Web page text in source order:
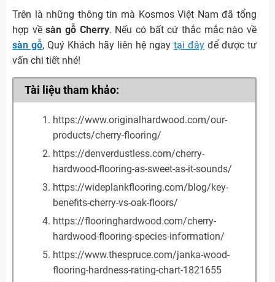
Trên là những thông tin mà Kosmos Việt Nam đã tổng
hợp vềsàn gỗ Cherry. Nếu có bất cứ thắc mắc nào về
sàn gỗ, Quý Khách hãy liên hệ ngay tại đây để được tư
vấn chi tiết nhé!
Tài liệu tham khảo:
https://www.originalhardwood.com/our-
products/cherry-flooring/
https://denverdustless.com/cherry-
hardwood-flooring-as-sweet-as-it-sounds/
https://wideplankflooring.com/blog/key-
benefits-cherry-vs-oak-floors/
https://flooringhardwood.com/cherry-
hardwood-flooring-species-information/
https://www.thespruce.com/janka-wood-
flooring-hardness-rating-chart-1821655